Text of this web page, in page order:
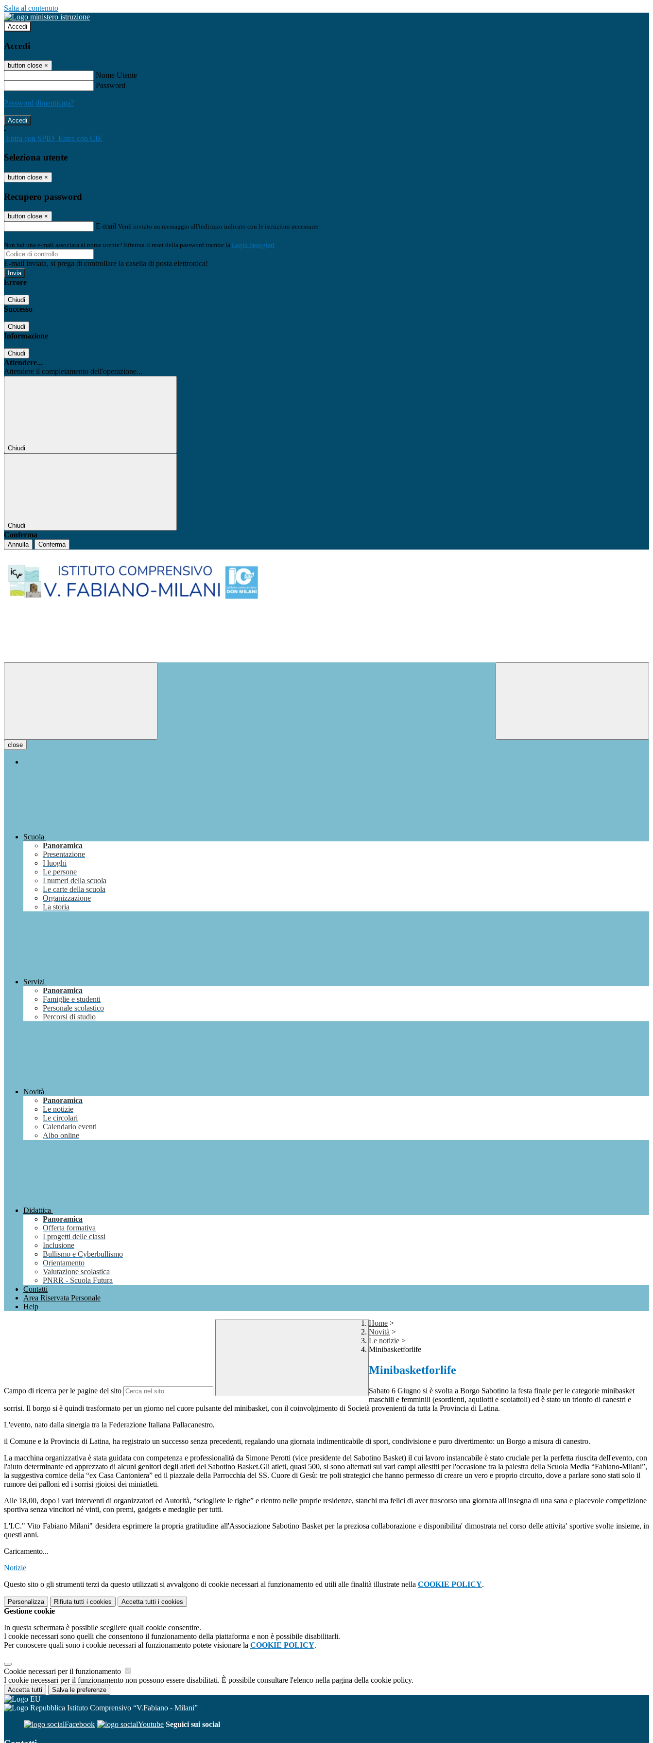
Salta al contenuto
Accedi
Accedi
button close ×
Nome Utente
Password
Password dimenticata?
-
Entra con SPID Entra con CIE
Seleziona utente
button close ×
Recupero password
button close ×
E-mail Verrà inviato un messaggio all'indirizzo indicato con le istruzioni necessarie.
Non hai una e-mail associata al nome utente? Effettua il reset della password tramite la Login Spaggiari
E-mail inviata, si prega di controllare la casella di posta elettronica!
Errore
Chiudi
Successo
Chiudi
Informazione
Chiudi
Attendere...
Attendere il completamento dell'operazione...
Chiudi
Chiudi
Conferma
Annulla Conferma
close
Scuola
Panoramica
Presentazione
I luoghi
Le persone
I numeri della scuola
Le carte della scuola
Organizzazione
La storia
Servizi
Panoramica
Famiglie e studenti
Personale scolastico
Percorsi di studio
Novità
Panoramica
Le notizie
Le circolari
Calendario eventi
Albo online
Didattica
Panoramica
Offerta formativa
I progetti delle classi
Inclusione
Bullismo e Cyberbullismo
Orientamento
Valutazione scolastica
PNRR - Scuola Futura
Contatti
Area Riservata Personale
Help
Campo di ricerca per le pagine del sito
Home >
Novità >
Le notizie >
Minibasketforlife
Minibasketforlife
Sabato 6 Giugno si è svolta a Borgo Sabotino la festa finale per le categorie minibasket
maschili e femminili (esordienti, aquilotti e scoiattoli) ed è stato un trionfo di canestri e
sorrisi. Il borgo si è quindi trasformato per un giorno nel cuore pulsante del minibasket, con il coinvolgimento di Società provenienti da tutta la Provincia di Latina.
L'evento, nato dalla sinergia tra la Federazione Italiana Pallacanestro,
il Comune e la Provincia di Latina, ha registrato un successo senza precedenti, regalando una giornata indimenticabile di sport, condivisione e puro divertimento: un Borgo a misura di canestro.
La macchina organizzativa è stata guidata con competenza e professionalità da Simone Perotti (vice presidente del Sabotino Basket) il cui lavoro instancabile è stato cruciale per la perfetta riuscita dell'evento, con
l'aiuto determinante ed apprezzato di alcuni genitori degli atleti del Sabotino Basket.Gli atleti, quasi 500, si sono alternati sui vari campi allestiti per l'occasione tra la palestra della Scuola Media “Fabiano-Milani”,
la suggestiva cornice della “ex Casa Cantoniera” ed il piazzale della Parrocchia del SS. Cuore di Gesù: tre poli strategici che hanno permesso di creare un vero e proprio circuito, dove a parlare sono stati solo il
rumore dei palloni ed i sorrisi gioiosi dei miniatleti.
Alle 18,00, dopo i vari interventi di organizzatori ed Autorità, “sciogliete le righe” e rientro nelle proprie residenze, stanchi ma felici di aver trascorso una giornata all'insegna di una sana e piacevole competizione
sportiva senza vincitori né vinti, con premi, gadgets e medaglie per tutti.
L'I.C." Vito Fabiano Milani" desidera esprimere la propria gratitudine all'Associazione Sabotino Basket per la preziosa collaborazione e disponibilita' dimostrata nel corso delle attivita' sportive svolte insieme, in
questi anni.
Caricamento...
Notizie
Questo sito o gli strumenti terzi da questo utilizzati si avvalgono di cookie necessari al funzionamento ed utili alle finalità illustrate nella COOKIE POLICY.
Personalizza Rifiuta tutti i cookies Accetta tutti i cookies
Gestione cookie
In questa schermata è possibile scegliere quali cookie consentire.
I cookie necessari sono quelli che consentono il funzionamento della piattaforma e non è possibile disabilitarli.
Per conoscere quali sono i cookie necessari al funzionamento potete visionare la COOKIE POLICY.
Cookie necessari per il funzionamento
I cookie necessari per il funzionamento non possono essere disabilitati. È possibile consultare l'elenco nella pagina della cookie policy.
Accetta tutti Salva le preferenze
Istituto Comprensivo “V.Fabiano - Milani”
Facebook
Youtube Seguici sui social